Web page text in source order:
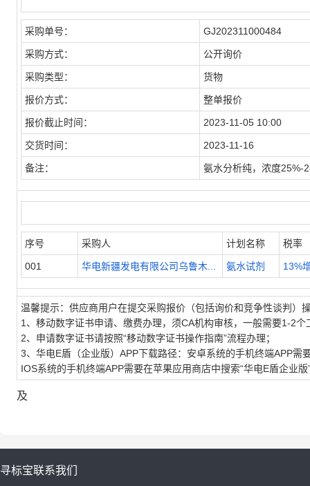
采购单号： GJ202311000484
采购方式： 公开询价
采购类型： 货物
报价方式： 整单报价
报价截止时间： 2023-11-05 10:00
交货时间： 2023-11-16
备注： 氨水分析纯，浓度25%-
序号 采购人 计划名称 税率
001 华电新疆发电有限公司乌鲁木... 氨水试剂 13%
温馨提示：供应商用户在提交采购报价（包括询价和竞争性谈判）
1、移动数字证书申请、缴费办理，须CA机构审核，一般需要1-2个
2、申请数字证书请按照“移动数字证书操作指南”流程办理；
3、华电E盾（企业版）APP下载路径：安卓系统的手机终端APP需
IOS系统的手机终端APP需要在苹果应用商店中搜索“华电E盾企业版
及
寻标宝联系我们